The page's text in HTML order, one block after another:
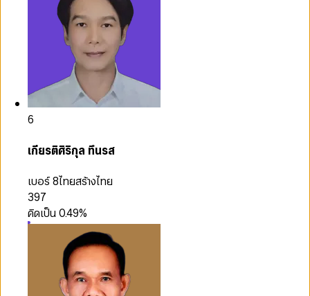
6
เกียรติศิริกุล ทึนรส
เบอร์ 8ไทยสร้างไทย
397
คิดเป็น0.49%